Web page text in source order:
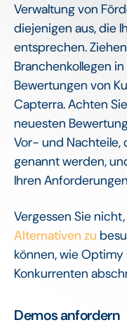
Verwaltung von
diejenigen aus, die
entsprechen.
Branchenkollegen
Bewertungen von
Capterra. Achten
neuesten
Vor- und Nachteile,
genannt werden,
Ihren
Vergessen Sie
Alternativen zu
können, wie
Konkurrenten
‍Demosanfordern